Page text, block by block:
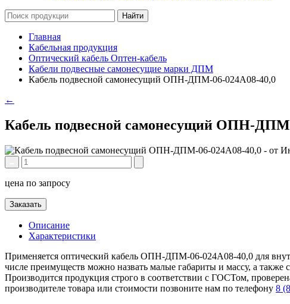
Главная
Кабельная продукция
Оптический кабель Оптен-кабель
Кабели подвесные самонесущие марки ДПМ
Кабель подвесной самонесущий ОПН-ДПМ-06-024А08-40,0
←
Кабель подвесной самонесущий ОПН-
цена по запросу
Заказать
Описание
Характеристики
Применяется оптический кабель ОПН-ДПМ-06-024А08-40,0 для
числе преимуществ можно назвать малые габариты и массу, а
Производится продукция строго в соответствии с ГОСТом,
производителе товара или стоимости позвоните нам по телефону 8